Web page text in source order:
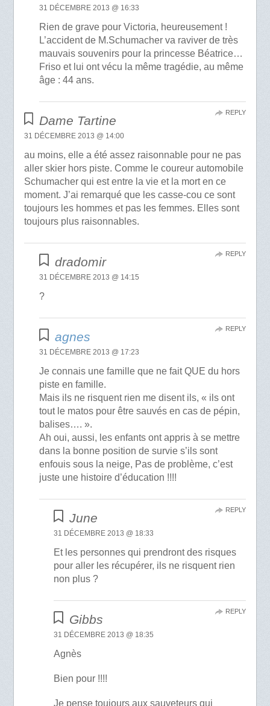
31 DÉCEMBRE 2013 @ 16:33
Rien de grave pour Victoria, heureusement !
L’accident de M.Schumacher va raviver de très
mauvais souvenirs pour la princesse Béatrice…
Friso et lui ont vécu la même tragédie, au même
âge : 44 ans.
Dame Tartine
31 DÉCEMBRE 2013 @ 14:00
au moins, elle a été assez raisonnable pour ne pas
aller skier hors piste. Comme le coureur automobile
Schumacher qui est entre la vie et la mort en ce
moment. J’ai remarqué que les casse-cou ce sont
toujours les hommes et pas les femmes. Elles sont
toujours plus raisonnables.
REPLY
dradomir
31 DÉCEMBRE 2013 @ 14:15
?
REPLY
agnes
31 DÉCEMBRE 2013 @ 17:23
Je connais une famille que ne fait QUE du hors
piste en famille.
Mais ils ne risquent rien me disent ils, « ils ont
tout le matos pour être sauvés en cas de pépin,
balises…. ».
Ah oui, aussi, les enfants ont appris à se mettre
dans la bonne position de survie s’ils sont
enfouis sous la neige, Pas de problème, c’est
juste une histoire d’éducation !!!!
REPLY
June
31 DÉCEMBRE 2013 @ 18:33
Et les personnes qui prendront des risques
pour aller les récupérer, ils ne risquent rien
non plus ?
REPLY
Gibbs
31 DÉCEMBRE 2013 @ 18:35
Agnès
Bien pour !!!!
Je pense toujours aux sauveteurs qui
REPLY